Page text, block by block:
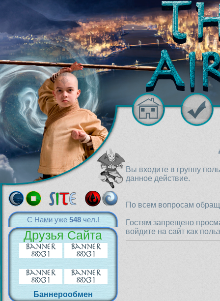
С Нами уже 548чел.!
Друзья Сайта
Баннерообмен
Вы входите в группу
данное действие.
По всем вопросам
Гостям запрещено
войдите на сайт как